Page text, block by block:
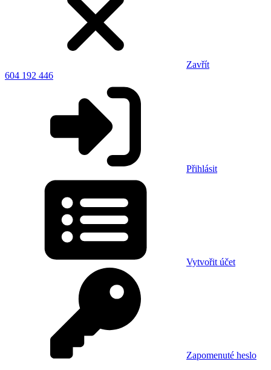
Zavřít
604 192 446
Přihlásit
Vytvořit účet
Zapomenuté heslo